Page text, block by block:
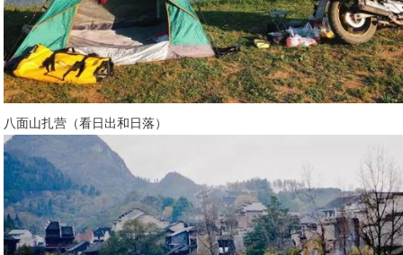
八面山扎营（看日出和日落）